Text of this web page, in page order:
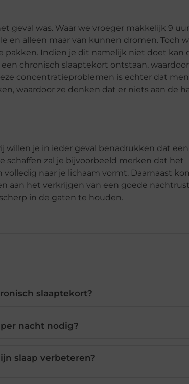
geval was. Waar we vroeger makkelijk 9
en alleen maar van kunnen dromen. Toch
pakken. Indien je dit namelijk niet doet kan
chronisch slaaptekort ontstaan,
concentratieproblemen is echter dat
waardoor ze denken dat er niets aan de
willen je in ieder geval benadrukken dat
schaffen zal je bijvoorbeeld merken dat het
naar je lichaam vormt. Daarnaast
aan het verkrijgen van een goede
in de gaten te houden.
slaaptekort?
nacht nodig?
slaap verbeteren?